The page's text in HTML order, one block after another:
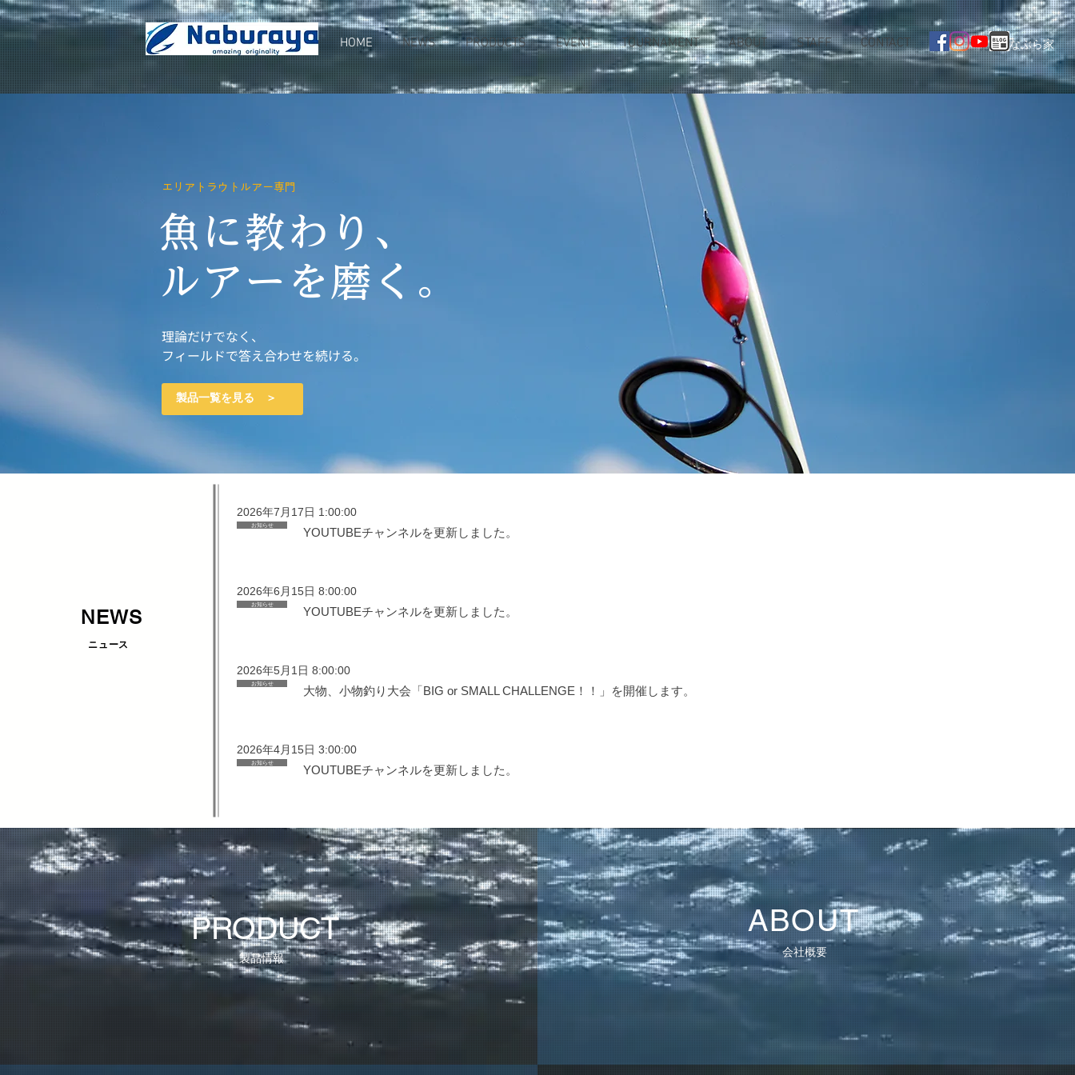
HOME NEWS PRODUCTS EVENT TOURNAMENT ABOUT STAFF CONTACT なぶら家
エリアトラウトルアー専門
魚に教わり、
​ルアーを磨く。​​
​理論だけでなく、
フィールドで答え合わせを続ける。
​製品一覧を見る ＞
NEWS
ニュース
2026年7月17日 1:00:00
お知らせ
YOUTUBEチャンネルを更新しました。
2026年6月15日 8:00:00
お知らせ
YOUTUBEチャンネルを更新しました。
2026年5月1日 8:00:00
お知らせ
大物、小物釣り大会「BIG or SMALL CHALLENGE！！」を開催します。
2026年4月15日 3:00:00
お知らせ
YOUTUBEチャンネルを更新しました。
PRODUCT
​製品情報
ABOUT
​会社概要